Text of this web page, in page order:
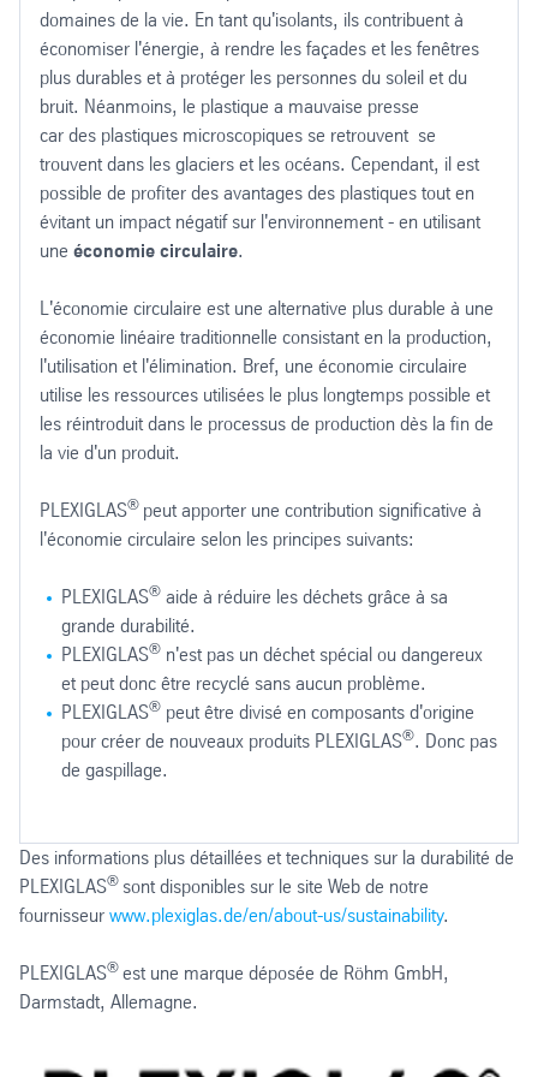
En plus du PLEXIGLAS
Miroir nous avons également Ie
"Miroir espion" (PMMA See-Thru)
reflétant la lumière incidente restante Lorsque une plaque
est éclairée Ie cöté ou se trouve la source lumineuse est
reflétant tandis que Ie cöté opposé (Ie cöte obscur) est
transparent.
Ce miroir spécial vous permet de vair au travers tout en
reflétant la lumière. Utilisé fréquemment pour séparer une
pièce obscure d'une pièce éclairée il permet au spectateur
se trouvant dans la chambre obscure de regarder dans la
pièce éclairée comme il s'agissait d'une fenêtre
transparente alors que la personne dans la pièce éclairée
ne voit qu'un reflet. Ces miroirs sant idéaux pour l'obser­
vation, l'intimité, pour les miroirs infinis et les illusions
optiques.
domaines de la vie. En tant qu'isolants, ils contribuent à
économiser l'énergie, à rendre les façades et les fenêtres
plus durables et à protéger les personnes du soleil et du
bruit. Néanmoins, le plastique a mauvaise presse
car des plastiques microscopiques se retrouvent se
trouvent dans les glaciers et les océans. Cependant, il est
possible de profiter des avantages des plastiques tout en
évitant un impact négatif sur l'environnement - en utilisant
une économie circulaire.
L'économie circulaire est une alternative plus durable à une
économie linéaire traditionnelle consistant en la production,
l'utilisation et l'élimination. Bref, une économie circulaire
utilise les ressources utilisées le plus longtemps possible et
les réintroduit dans le processus de production dès la fin de
la vie d'un produit.
PLEXIGLAS® peut apporter une contribution significative à
l'économie circulaire selon les principes suivants:
PLEXIGLAS® aide à réduire les déchets grâce à sa
grande durabilité.
PLEXIGLAS® n'est pas un déchet spécial ou dangereux
et peut donc être recyclé sans aucun problème.
PLEXIGLAS® peut être divisé en composants d'origine
pour créer de nouveaux produits PLEXIGLAS®. Donc pas
de gaspillage.
Presque tous les déchets sont recyclés pendant le processus
La plupart des plastiques sont déchiquetés, refondus, puis
Mais les produits PLEXIGLAS®peuvent être divisés en leurs
PLEXIGLAS®est utilisé dans des applications de
Des périodes d'utilisation de 30 ans et plus sont courantes dans
Les composants du PLEXIGLAS®ne sont pas nocifs pour
Sur la base des connaissances actuelles, les produits PLEXIGLAS
Les produits PLEXIGLAS®sont conformes à la réglementation
PLEXIGLAS®est résistant aux UV grâce aux molécules
Cela devient très clair dans les applications extérieures: en
Des informations plus détaillées et techniques sur la durabilité de
PLEXIGLAS® sont disponibles sur le site Web de notre
fournisseur www.plexiglas.de/en/about-us/sustainability.
PLEXIGLAS® est une marque déposée de Röhm GmbH,
Darmstadt, Allemagne.